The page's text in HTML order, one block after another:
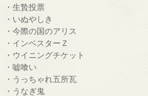
・生贄投票
・いぬやしき
・今際の国のアリス
・インベスターＺ
・ウイニングチケット
・嘘喰い
・うっちゃれ五所瓦
・うなぎ鬼